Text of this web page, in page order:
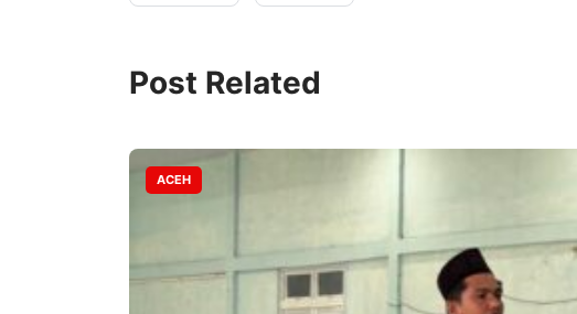
Post Related
ACEH